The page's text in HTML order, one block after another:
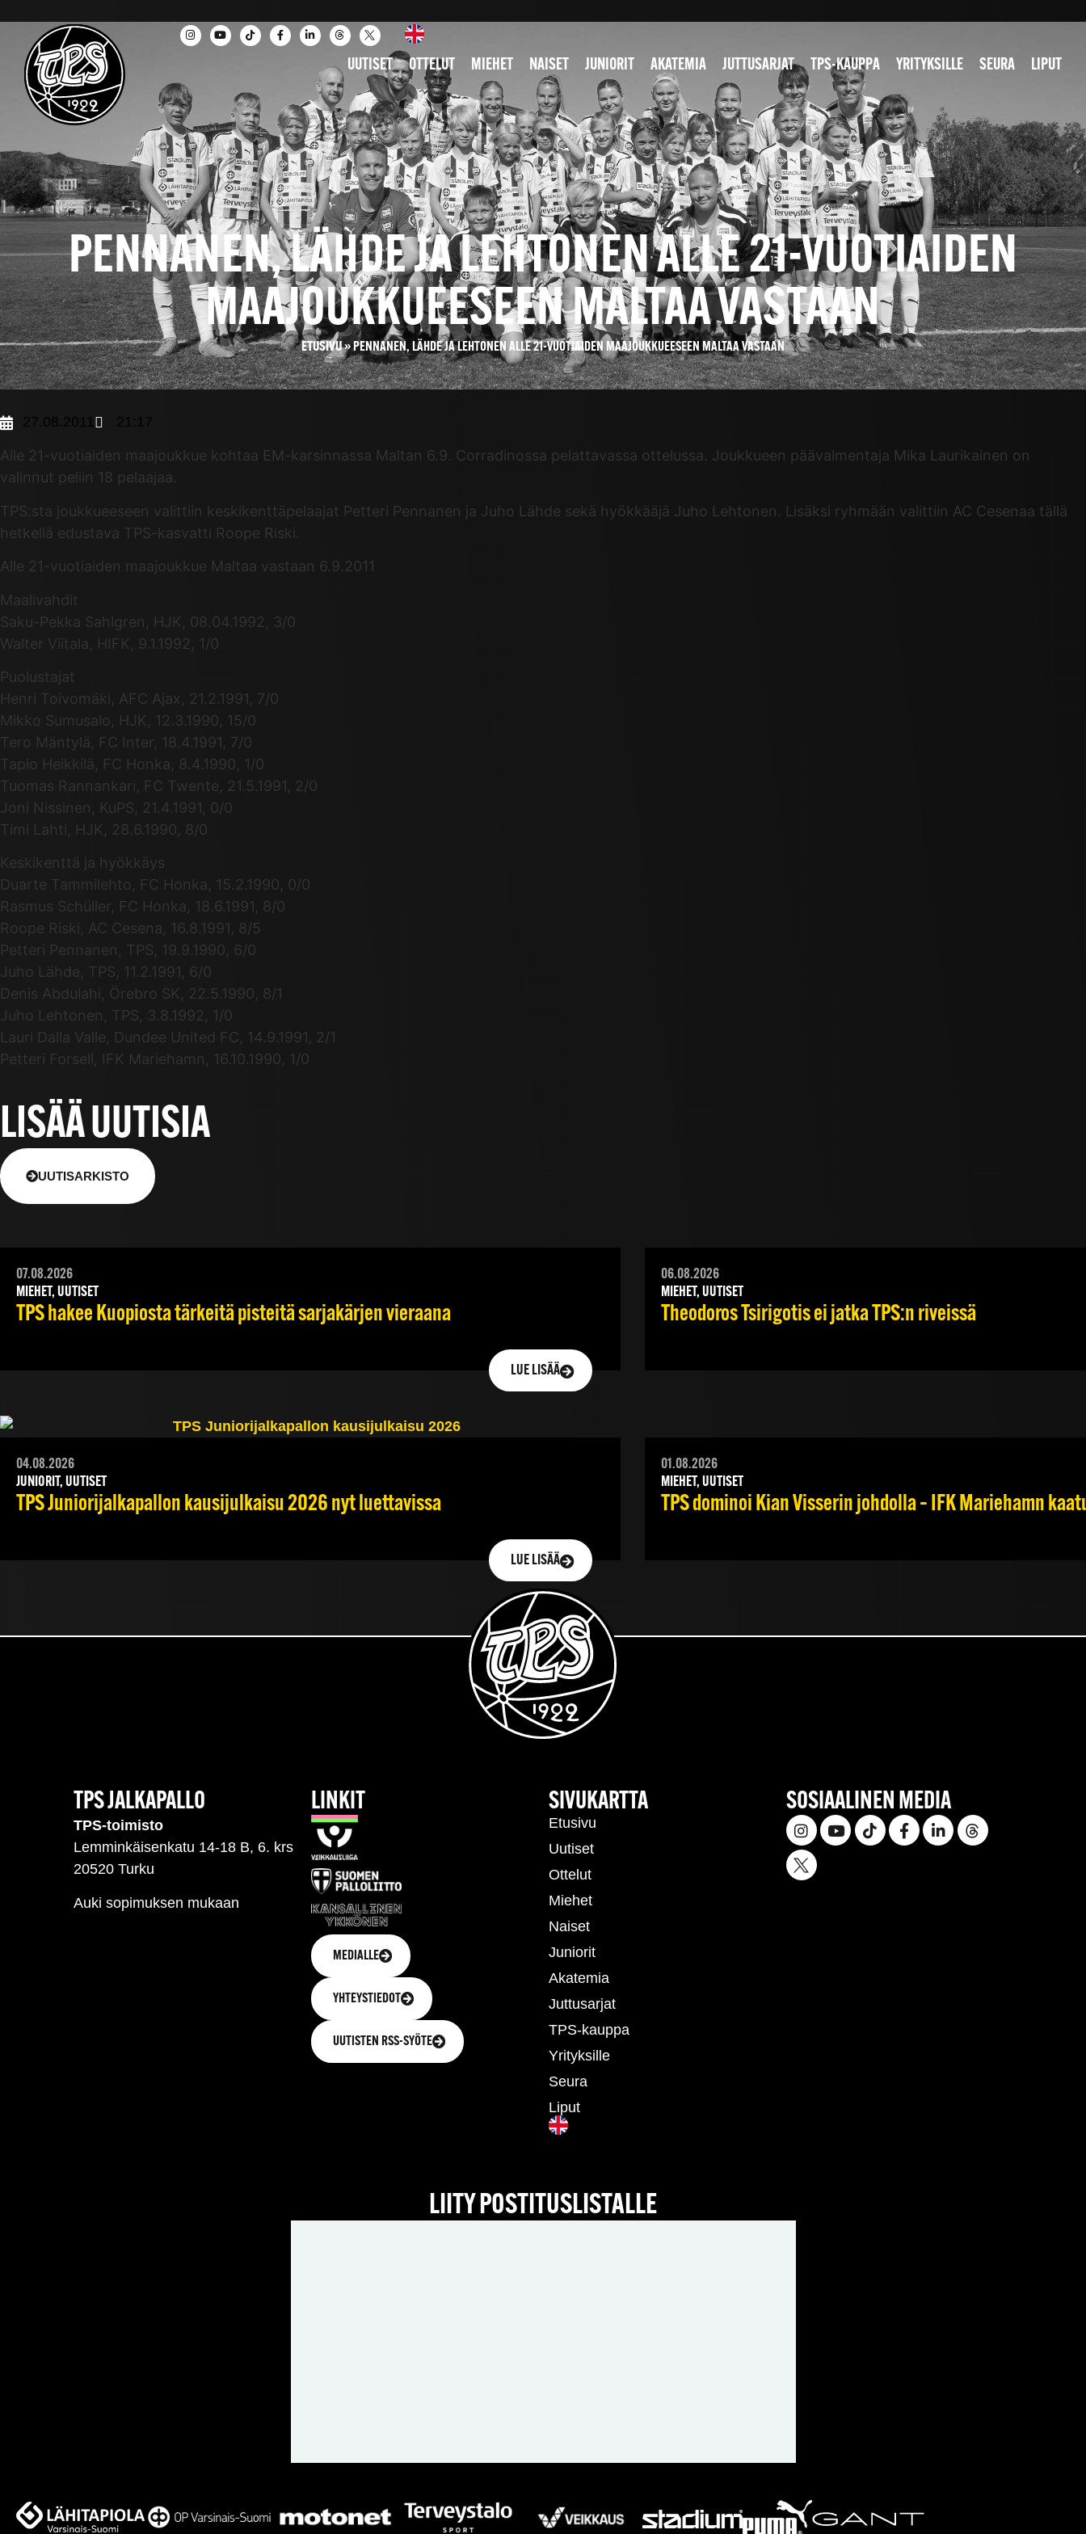
UUTISET OTTELUT MIEHET NAISET JUNIORIT AKATEMIA JUTTUSARJAT TPS-KAUPPA YRITYKSILLE SEURA LIPUT
PENNANEN, LÄHDE JA LEHTONEN ALLE 21-VUOTIAIDEN
MAAJOUKKUEESEEN MALTAA VASTAAN
ETUSIVU»PENNANEN, LÄHDE JA LEHTONEN ALLE 21-VUOTIAIDEN MAAJOUKKUEESEEN MALTAA VASTAAN
27.08.2011
Alle 21-vuotiaiden maajoukkue kohtaa EM-karsinnassa Maltan 6.9. Corradinossa pelattavassa ottelussa. Joukkueen päävalmentaja Mika Laurikainen on
valinnut peliin 18 pelaajaa.
TPS:sta joukkueeseen valittiin keskikenttäpelaajat Petteri Pennanen ja Juho Lähde sekä hyökkääjä Juho Lehtonen. Lisäksi ryhmään valittiin AC Cesenaa tällä
hetkellä edustava TPS-kasvatti Roope Riski.
Alle 21-vuotiaiden maajoukkue Maltaa vastaan 6.9.2011
Maalivahdit
Saku-Pekka Sahlgren, HJK, 08.04.1992, 3/0
Walter Viitala, HIFK, 9.1.1992, 1/0
Puolustajat
Henri Toivomäki, AFC Ajax, 21.2.1991, 7/0
Mikko Sumusalo, HJK, 12.3.1990, 15/0
Tero Mäntylä, FC Inter, 18.4.1991, 7/0
Tapio Heikkilä, FC Honka, 8.4.1990, 1/0
Tuomas Rannankari, FC Twente, 21.5.1991, 2/0
Joni Nissinen, KuPS, 21.4.1991, 0/0
Timi Lahti, HJK, 28.6.1990, 8/0
Keskikenttä ja hyökkäys
Duarte Tammilehto, FC Honka, 15.2.1990, 0/0
Rasmus Schüller, FC Honka, 18.6.1991, 8/0
Roope Riski, AC Cesena, 16.8.1991, 8/5
Petteri Pennanen, TPS, 19.9.1990, 6/0
Juho Lähde, TPS, 11.2.1991, 6/0
Denis Abdulahi, Örebro SK, 22.5.1990, 8/1
Juho Lehtonen, TPS, 3.8.1992, 1/0
Lauri Dalla Valle, Dundee United FC, 14.9.1991, 2/1
Petteri Forsell, IFK Mariehamn, 16.10.1990, 1/0
LISÄÄ UUTISIA
UUTISARKISTO
07.08.2026
MIEHET, UUTISET
TPS hakee Kuopiosta tärkeitä pisteitä sarjakärjen vieraana
LUE LISÄÄ
06.08.2026
MIEHET, UUTISET
Theodoros Tsirigotis ei jatka TPS:n riveissä
04.08.2026
JUNIORIT, UUTISET
TPS Juniorijalkapallon kausijulkaisu 2026 nyt luettavissa
LUE LISÄÄ
01.08.2026
MIEHET, UUTISET
TPS dominoi Kian Visserin johdolla – IFK Mariehamn
TPS JALKAPALLO
TPS-toimisto
Lemminkäisenkatu 14-18 B, 6. krs
20520 Turku
Auki sopimuksen mukaan
LINKIT
MEDIALLE
YHTEYSTIEDOT
UUTISTEN RSS-SYÖTE
SIVUKARTTA
Etusivu
Uutiset
Ottelut
Miehet
Naiset
Juniorit
Akatemia
Juttusarjat
TPS-kauppa
Yrityksille
Seura
Liput
SOSIAALINEN MEDIA
LIITY POSTITUSLISTALLE